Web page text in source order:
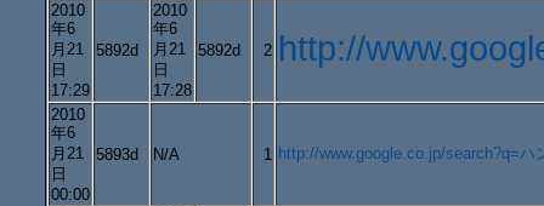
2010
年6
月21
日
17:29
5892d
2010
年6
月21
日
17:28
5892d 2 http://
2010
年6
月21
日
00:00
5893d N/A 1 http://www.google.co.jp/search?q=